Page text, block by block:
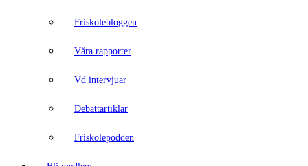
Friskolebloggen
Våra rapporter
Vd intervjuar
Debattartiklar
Friskolepodden